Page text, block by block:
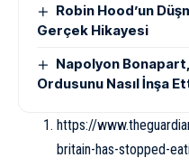
Robin Hood’un
Gerçek Hikayesi
Napolyon
Ordusunu Nasıl İnşa
https://
britain-has-stopped-